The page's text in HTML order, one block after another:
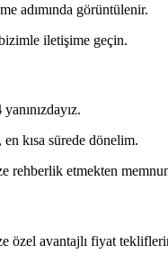
adımında görüntülenir.
iletişime geçin.
yanınızdayız.
kısa sürede dönelim.
rehberlik etmekten
özel avantajlı fiyat